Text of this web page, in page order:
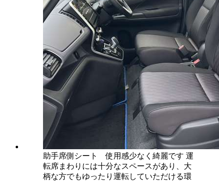
助手席側シート 使用感少なく綺麗です 運
転席まわりには十分なスペースがあり、大
柄な方でもゆったり運転していただける環